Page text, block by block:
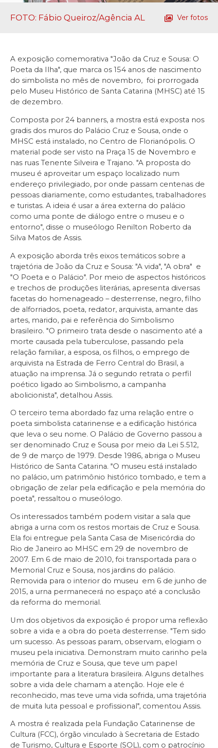
FOTO: Fábio Queiroz/Agência AL Ver fotos
A exposição comemorativa "João da Cruz e Sousa: O
Poeta da Ilha", que marca os 154 anos de nascimento
do simbolista no mês de novembro, foi prorrogada
pelo Museu Histórico de Santa Catarina (MHSC) até 15
de dezembro.
Composta por 24 banners, a mostra está exposta nos
gradis dos muros do Palácio Cruz e Sousa, onde o
MHSC está instalado, no Centro de Florianópolis. O
material pode ser visto na Praça 15 de Novembro e
nas ruas Tenente Silveira e Trajano. "A proposta do
museu é aproveitar um espaço localizado num
endereço privilegiado, por onde passam centenas de
pessoas diariamente, como estudantes, trabalhadores
e turistas. A ideia é usar a área externa do palácio
como uma ponte de diálogo entre o museu e o
entorno", disse o museólogo Renilton Roberto da
Silva Matos de Assis.
A exposição aborda três eixos temáticos sobre a
trajetória de João da Cruz e Sousa: "A vida", "A obra" e
"O Poeta e o Palácio". Por meio de aspectos históricos
e trechos de produções literárias, apresenta diversas
facetas do homenageado – desterrense, negro, filho
de alforriados, poeta, redator, arquivista, amante das
artes, marido, pai e referência do Simbolismo
brasileiro. "O primeiro trata desde o nascimento até a
morte causada pela tuberculose, passando pela
relação familiar, a esposa, os filhos, o emprego de
arquivista na Estrada de Ferro Central do Brasil, a
atuação na imprensa. Já o segundo retrata o perfil
poético ligado ao Simbolismo, a campanha
abolicionista", detalhou Assis.
O terceiro tema abordado faz uma relação entre o
poeta simbolista catarinense e a edificação histórica
que leva o seu nome. O Palácio de Governo passou a
ser denominado Cruz e Sousa por meio da Lei 5.512,
de 9 de março de 1979. Desde 1986, abriga o Museu
Histórico de Santa Catarina. "O museu está instalado
no palácio, um patrimônio histórico tombado, e tem a
obrigação de zelar pela edificação e pela memória do
poeta", ressaltou o museólogo.
Os interessados também podem visitar a sala que
abriga a urna com os restos mortais de Cruz e Sousa.
Ela foi entregue pela Santa Casa de Misericórdia do
Rio de Janeiro ao MHSC em 29 de novembro de
2007. Em 6 de maio de 2010, foi transportada para o
Memorial Cruz e Sousa, nos jardins do palácio.
Removida para o interior do museu em 6 de junho de
2015, a urna permanecerá no espaço até a conclusão
da reforma do memorial.
Um dos objetivos da exposição é propor uma reflexão
sobre a vida e a obra do poeta desterrense. "Tem sido
um sucesso. As pessoas param, observam, elogiam o
museu pela iniciativa. Demonstram muito carinho pela
memória de Cruz e Sousa, que teve um papel
importante para a literatura brasileira. Alguns detalhes
sobre a vida dele chamam a atenção. Hoje ele é
reconhecido, mas teve uma vida sofrida, uma trajetória
de muita luta pessoal e profissional", comentou Assis.
A mostra é realizada pela Fundação Catarinense de
Cultura (FCC), órgão vinculado à Secretaria de Estado
de Turismo, Cultura e Esporte (SOL), com o patrocínio